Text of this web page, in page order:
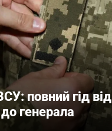
повний гід від
генерала